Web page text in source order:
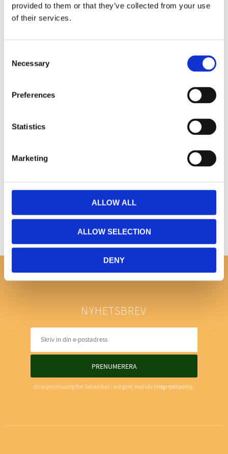
provided to them or that they’ve collected from your use
of their services.
Selection
Necessary
Preferences
Statistics
Marketing
ALLOW ALL
ALLOW SELECTION
DENY
Bli den första att lämna ett omdöme.
NYHETSBREV
PRENUMERERA
Dina personuppgifter behandlas i enlighet med vår integritetspolicy.